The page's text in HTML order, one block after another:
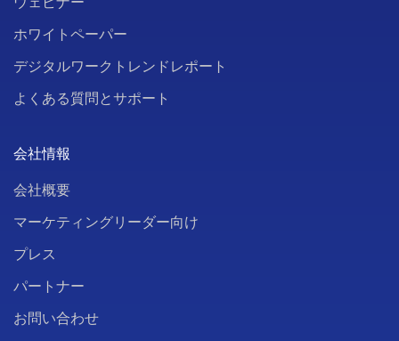
ホワイトペーパー
デジタルワークトレンドレポート
よくある質問とサポート
会社情報
会社概要
マーケティングリーダー向け
プレス
パートナー
お問い合わせ